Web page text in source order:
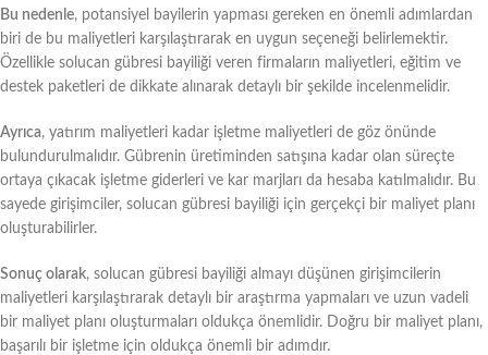
Bu nedenle, potansiyel bayilerin yapması gereken en önemli adımlardan
biri de bu maliyetleri karşılaştırarak en uygun seçeneği belirlemektir.
Özellikle solucan gübresi bayiliği veren firmaların maliyetleri, eğitim ve
destek paketleri de dikkate alınarak detaylı bir şekilde incelenmelidir.
Ayrıca, yatırım maliyetleri kadar işletme maliyetleri de göz önünde
bulundurulmalıdır. Gübrenin üretiminden satışına kadar olan süreçte
ortaya çıkacak işletme giderleri ve kar marjları da hesaba katılmalıdır. Bu
sayede girişimciler, solucan gübresi bayiliği için gerçekçi bir maliyet planı
oluşturabilirler.
Sonuç olarak, solucan gübresi bayiliği almayı düşünen girişimcilerin
maliyetleri karşılaştırarak detaylı bir araştırma yapmaları ve uzun vadeli
bir maliyet planı oluşturmaları oldukça önemlidir. Doğru bir maliyet planı,
başarılı bir işletme için oldukça önemli bir adımdır.